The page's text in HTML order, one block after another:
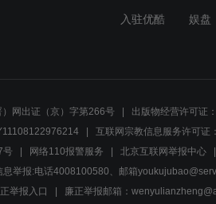
入驻优酷 娱盘
网出证（京）字第266号
出版物经营许可证
互联网宗教信息服务许可证
号 网络110报警服务 北京互联网举报中心
息举报:电话4008100580、邮箱
举报入口 廉正举报邮箱：